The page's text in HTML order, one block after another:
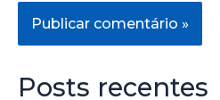
Posts recentes